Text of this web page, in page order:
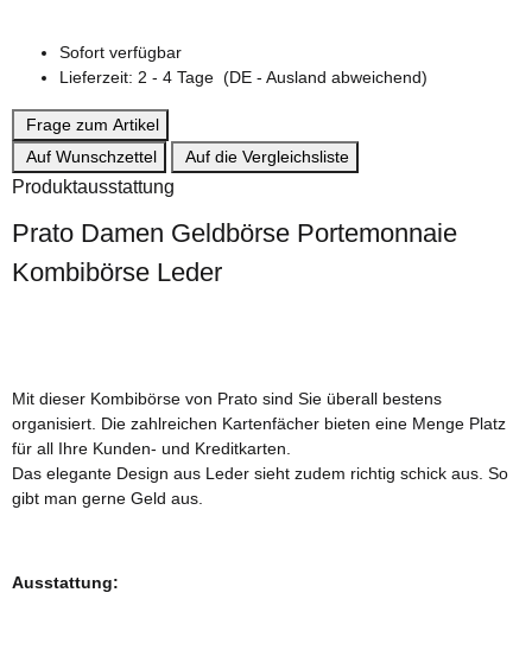
Sofort verfügbar
Lieferzeit: 2 - 4 Tage (DE - Ausland abweichend)
Frage zum Artikel
Auf Wunschzettel
Auf die Vergleichsliste
Produktausstattung
Prato Damen Geldbörse Portemonnaie
Kombibörse Leder
Mit dieser Kombibörse von Prato sind Sie überall bestens
organisiert. Die zahlreichen Kartenfächer bieten eine Menge Platz
für all Ihre Kunden- und Kreditkarten.
Das elegante Design aus Leder sieht zudem richtig schick aus. So
gibt man gerne Geld aus.
Ausstattung: